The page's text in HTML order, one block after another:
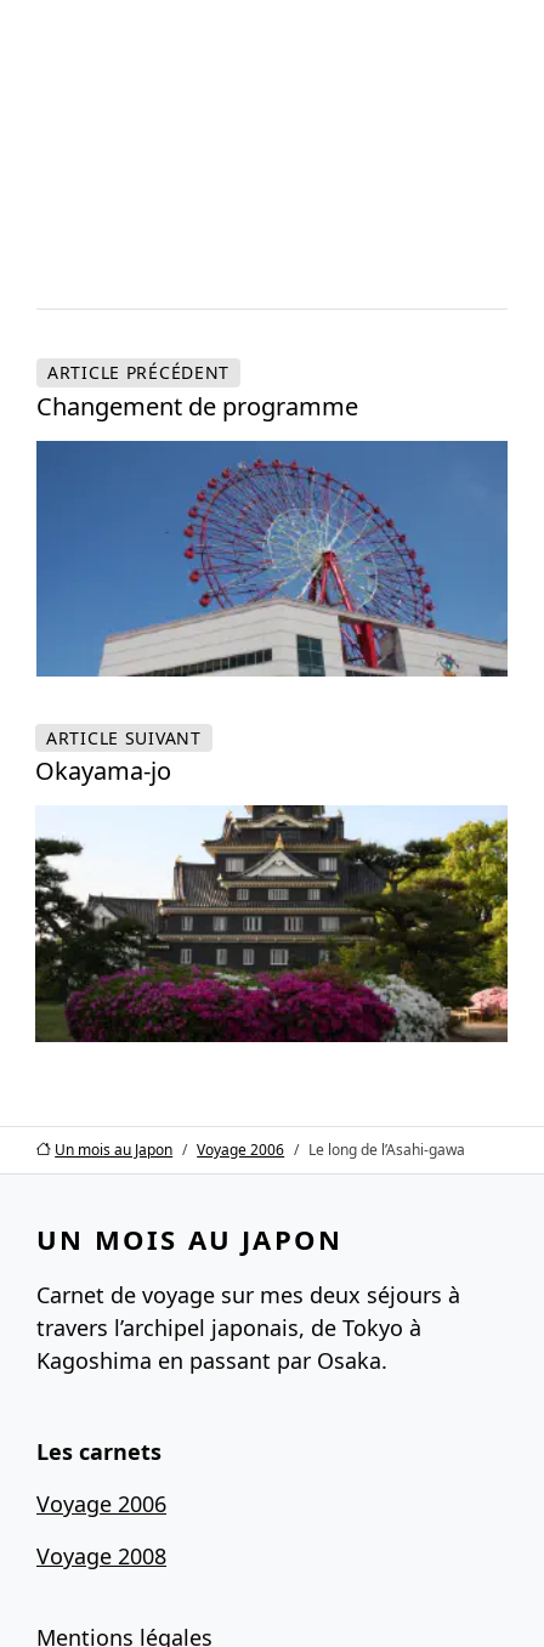
ARTICLE PRÉCÉDENT
Changement de programme
ARTICLE SUIVANT
Okayama-jo
Un mois au Japon Voyage 2006 Le long de l’Asahi-gawa
UN MOIS AU JAPON
Carnet de voyage sur mes deux séjours à
travers l’archipel japonais, de Tokyo à
Kagoshima en passant par Osaka.
Les carnets
Voyage 2006
Voyage 2008
Mentions légales